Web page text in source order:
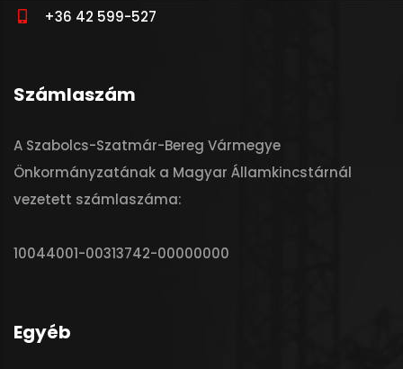
+36 42 599-527
Számlaszám
A Szabolcs-Szatmár-Bereg Vármegye
Önkormányzatának a Magyar Államkincstárnál
vezetett számlaszáma:
10044001-00313742-00000000
Egyéb